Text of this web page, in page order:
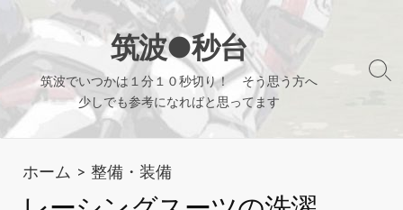
テ
ン
ツ
筑波●秒台
筑波でいつかは１分１０秒切り！ そう思う方へ
少しでも参考になればと思ってます
検
り
ホーム >整備・装備